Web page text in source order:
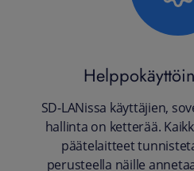
SD-LANissa käyttäjien,
hallinta on ketterää.
päätelaitteet
perusteella näille